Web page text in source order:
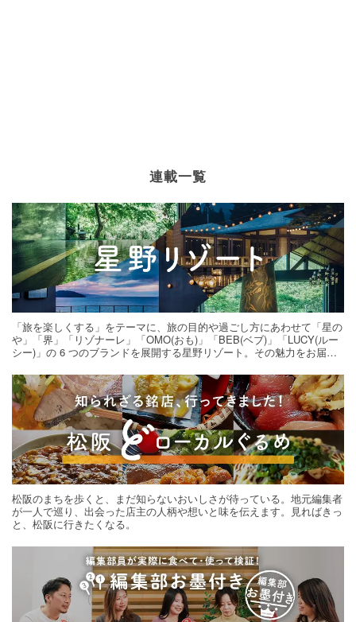
連載一覧
「旅を楽しくする」をテーマに、旅の目的や過ごし方にあわせて「星の
や」「界」「リゾナーレ」「OMO(おも)」「BEB(ベブ)」「LUCY(ルー
シー)」の 6 つのブランドを展開する星野リゾート。その魅力をお届け
松阪のまちを歩くと、まだ知らないおいしさが待っている。地元編集者
が一人で巡り、出会った店主の人柄や想いと味を伝えます。見ればきっ
と、松阪に行きたくなる。